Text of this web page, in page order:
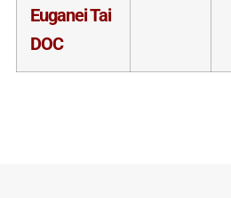
Euganei Tai
DOC